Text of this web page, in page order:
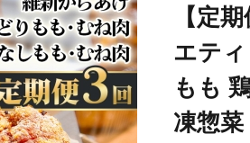
【定
エテ
もも
凍惣